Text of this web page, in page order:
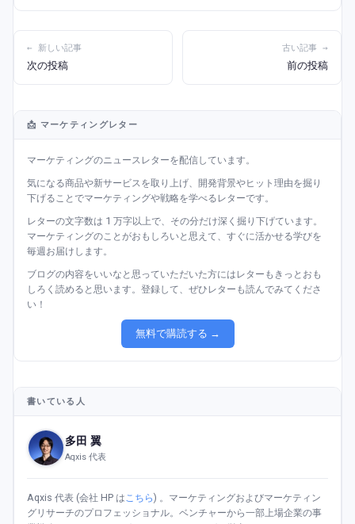
← 新しい記事
次の投稿
古い記事 →
前の投稿
📩 マーケティングレター
マーケティングのニュースレターを配信しています。
気になる商品や新サービスを取り上げ、開発背景やヒット理由を掘り
下げることでマーケティングや戦略を学べるレターです。
レターの文字数は 1 万字以上で、その分だけ深く掘り下げています。
マーケティングのことがおもしろいと思えて、すぐに活かせる学びを
毎週お届けします。
ブログの内容をいいなと思っていただいた方にはレターもきっとおも
しろく読めると思います。登録して、ぜひレターも読んでみてくださ
い！
無料で購読する →
書いている人
多田 翼
Aqxis 代表
Aqxis 代表 (会社 HP はこちら) 。マーケティングおよびマーケティン
グリサーチのプロフェッショナル。ベンチャーから一部上場企業の事